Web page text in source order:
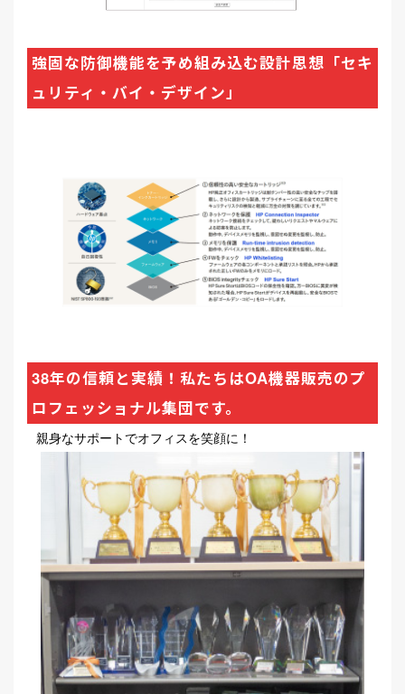
強固な防御機能を予め組み込む設計思想「セキ
ュリティ・バイ・デザイン」
38年の信頼と実績！私たちはOA機器販売のプ
ロフェッショナル集団です。
親身なサポートでオフィスを笑顔に！